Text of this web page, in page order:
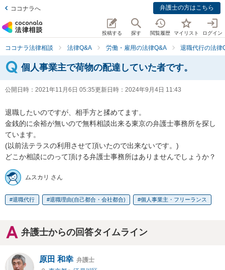
ココナラへ 弁護士の方はこちら
投稿する 探す 閲覧履歴 マイリスト ログイン
ココナラ法律相談 法律Q&A 労働・雇用の法律Q&A 退職代行の法律
個人事業主で荷物の配達していた者です。
公開日時： 2021年11月6日 05:35更新日時： 2024年9月4日 11:43
退職したいのですが、相手方と揉めてます。
金銭的に余裕が無いので無料相談出来る東京の弁護士事務所を探し
ています。
(以前法テラスの利用させて頂いたので出来ないです。)
どこか相談にのって頂ける弁護士事務所はありませんでしょうか？
ムスカリ さん
退職代行 退職理由(自己都合・会社都合) 個人事業主・フリーランス
弁護士からの回答タイムライン
原田 和幸 弁護士